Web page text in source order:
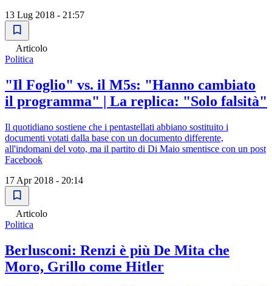
13 Lug 2018 - 21:57
Articolo
Politica
"Il Foglio" vs. il M5s: "Hanno cambiato
il programma" | La replica: "Solo falsità"
Il quotidiano sostiene che i pentastellati abbiano sostituito i
documenti votati dalla base con un documento differente,
all'indomani del voto, ma il partito di Di Maio smentisce con un post
Facebook
17 Apr 2018 - 20:14
Articolo
Politica
Berlusconi: Renzi è più De Mita che
Moro, Grillo come Hitler